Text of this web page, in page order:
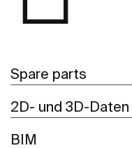
Spare parts
2D- und 3D-Daten
BIM